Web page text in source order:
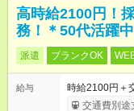
高時給2100円！
務！＊50代活躍中
派遣 ブランクOK
給与
時給2100円＋
交通費別途